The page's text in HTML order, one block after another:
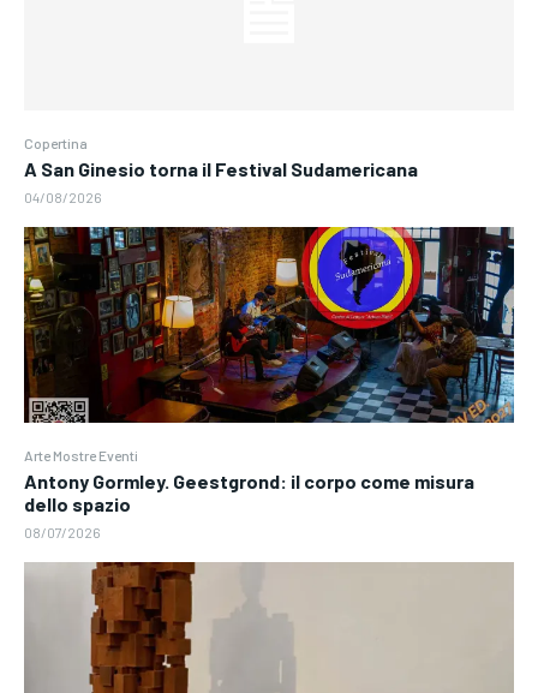
Copertina
A San Ginesio torna il Festival Sudamericana
04/08/2026
Arte Mostre Eventi
Antony Gormley. Geestgrond: il corpo come misura
dello spazio
08/07/2026